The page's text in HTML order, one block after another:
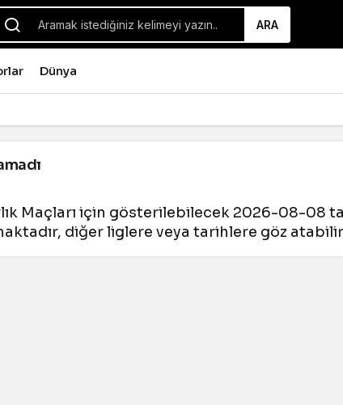
ARA
Dünya
Maçları için gösterilebilecek 2026-08-08
diğer liglere veya tarihlere göz